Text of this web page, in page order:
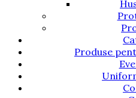
Produse